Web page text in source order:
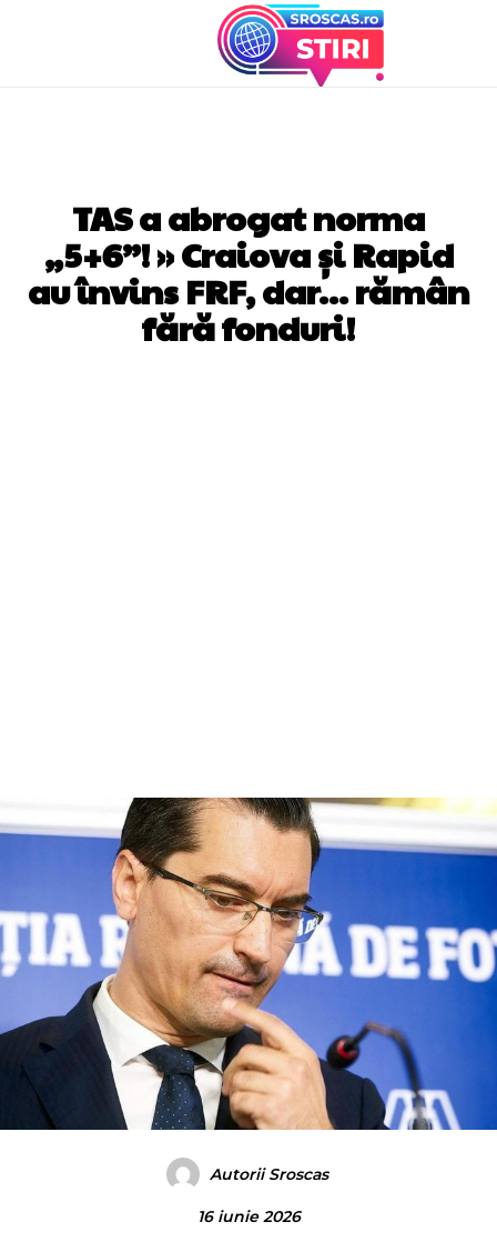
TAS a abrogat norma
„5+6”! » Craiova și Rapid
au învins FRF, dar… rămân
fără fonduri!
Autorii Sroscas
16 iunie 2026